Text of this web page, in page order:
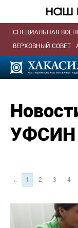
СПЕЦИАЛЬНАЯ
ВЕРХОВНЫЙ СОВЕТ
УФСИН
← 1 2 3 4